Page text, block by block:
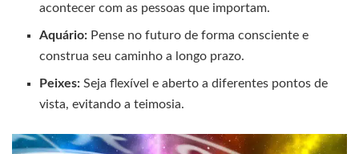
acontecer com as pessoas que importam.
Aquário: Pense no futuro de forma consciente e
construa seu caminho a longo prazo.
Peixes: Seja flexível e aberto a diferentes pontos de
vista, evitando a teimosia.